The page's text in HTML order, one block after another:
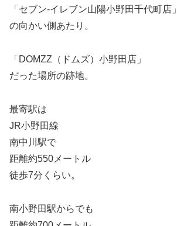
「セブン-イレブン山陽小野田千代町店」
の向かい側あたり。
「DOMZZ（ドムズ）小野田店」
だった場所の跡地。
最寄駅は
JR小野田線
南中川駅で
距離約550メートル
徒歩7分くらい。
南小野田駅からでも